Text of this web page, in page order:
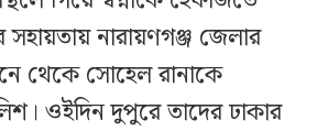
সহায়তায় নারায়ণগঞ্জ জেলার
থেকে সোহেল রানাকে
ওইদিন দুপুরে তাদের ঢাকার